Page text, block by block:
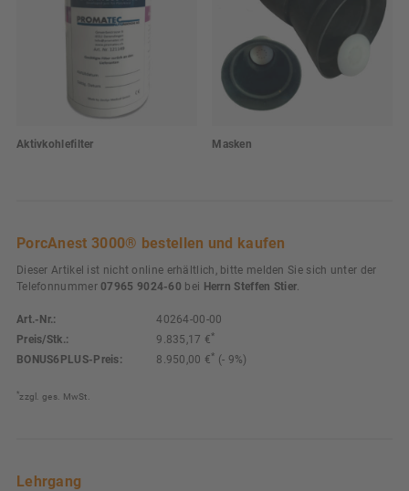
Aktivkohlefilter Masken
PorcAnest 3000® bestellen und kaufen
Dieser Artikel ist nicht online erhältlich, bitte melden Sie sich unter der
Telefonnummer 07965 9024-60 bei Herrn Steffen Stier.
Art.-Nr.:
40264-00-00
Preis/Stk.:
9.835,17 €*
BONUS6PLUS-Preis: 8.950,00 €* (- 9%)
*zzgl. ges. MwSt.
Lehrgang